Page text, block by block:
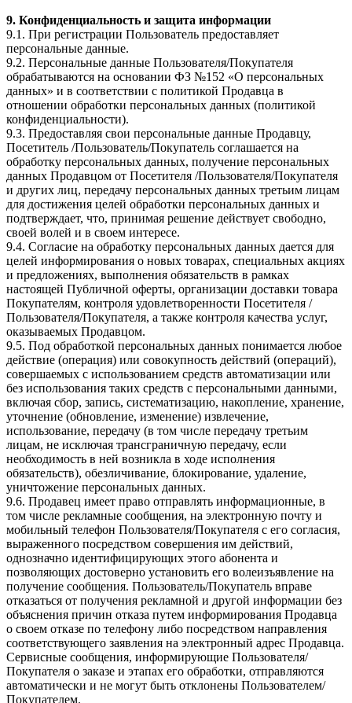
9. Конфиденциальность и защита информации
9.1. При регистрации Пользователь предоставляет
персональные данные.
9.2. Персональные данные Пользователя/Покупателя
обрабатываются на основании ФЗ №152 «О персональных
данных» и в соответствии с политикой Продавца в
отношении обработки персональных данных (политикой
конфиденциальности).
9.3. Предоставляя свои персональные данные Продавцу,
Посетитель /Пользователь/Покупатель соглашается на
обработку персональных данных, получение персональных
данных Продавцом от Посетителя /Пользователя/Покупателя
и других лиц, передачу персональных данных третьим лицам
для достижения целей обработки персональных данных и
подтверждает, что, принимая решение действует свободно,
своей волей и в своем интересе.
9.4. Согласие на обработку персональных данных дается для
целей информирования о новых товарах, специальных акциях
и предложениях, выполнения обязательств в рамках
настоящей Публичной оферты, организации доставки товара
Покупателям, контроля удовлетворенности Посетителя /
Пользователя/Покупателя, а также контроля качества услуг,
оказываемых Продавцом.
9.5. Под обработкой персональных данных понимается любое
действие (операция) или совокупность действий (операций),
совершаемых с использованием средств автоматизации или
без использования таких средств с персональными данными,
включая сбор, запись, систематизацию, накопление, хранение,
уточнение (обновление, изменение) извлечение,
использование, передачу (в том числе передачу третьим
лицам, не исключая трансграничную передачу, если
необходимость в ней возникла в ходе исполнения
обязательств), обезличивание, блокирование, удаление,
уничтожение персональных данных.
9.6. Продавец имеет право отправлять информационные, в
том числе рекламные сообщения, на электронную почту и
мобильный телефон Пользователя/Покупателя с его согласия,
выраженного посредством совершения им действий,
однозначно идентифицирующих этого абонента и
позволяющих достоверно установить его волеизъявление на
получение сообщения. Пользователь/Покупатель вправе
отказаться от получения рекламной и другой информации без
объяснения причин отказа путем информирования Продавца
о своем отказе по телефону либо посредством направления
соответствующего заявления на электронный адрес Продавца.
Сервисные сообщения, информирующие Пользователя/
Покупателя о заказе и этапах его обработки, отправляются
автоматически и не могут быть отклонены Пользователем/
Покупателем.